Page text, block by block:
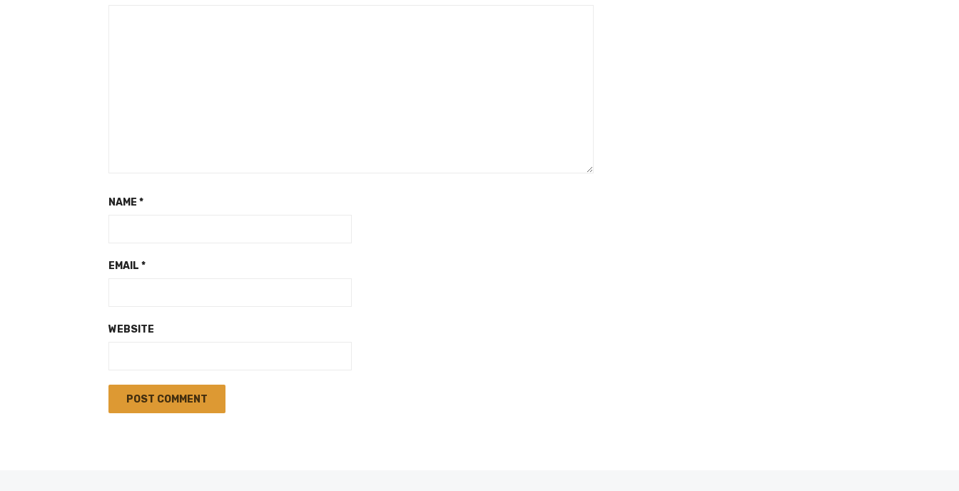
NAME *
EMAIL *
WEBSITE